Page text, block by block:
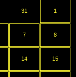
31 1
7 8
14 15